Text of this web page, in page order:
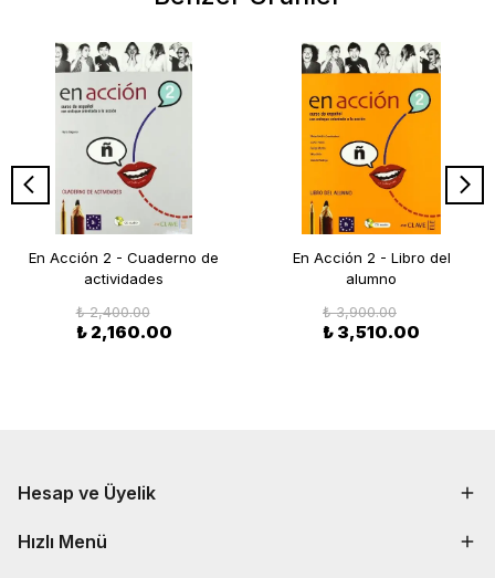
En Acción 2 - Cuaderno de
actividades
₺ 2,400.00
₺ 2,160.00
En Acción 2 - Libro del
alumno
₺ 3,900.00
₺ 3,510.00
Hesap ve Üyelik
Hızlı Menü